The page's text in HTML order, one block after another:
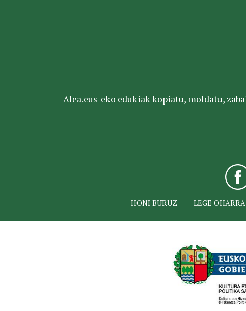
Alea.eus-eko edukiak kopiatu, moldatu,
HONI BURUZ LEGE OHARRA